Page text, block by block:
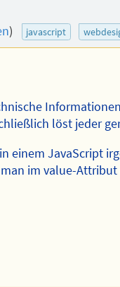
) javascript
löst jeder
einem JavaScript
im value-Attribut